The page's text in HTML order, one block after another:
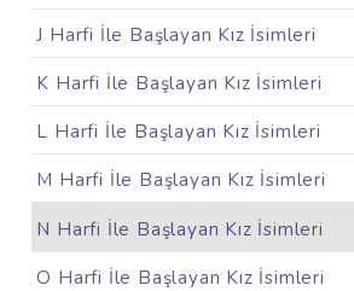
J Harfi İle Başlayan Kız İsimleri
K Harfi İle Başlayan Kız İsimleri
L Harfi İle Başlayan Kız İsimleri
M Harfi İle Başlayan Kız İsimleri
N Harfi İle Başlayan Kız İsimleri
O Harfi İle Başlayan Kız İsimleri